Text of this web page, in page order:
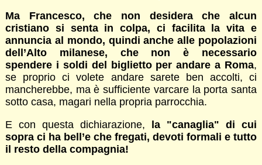
Ma Francesco, che non desidera che alcun
cristiano si senta in colpa, ci facilita la vita e
annuncia al mondo, quindi anche alle popolazioni
dell’Alto milanese, che non è necessario
spendere i soldi del biglietto per andare a Roma,
se proprio ci volete andare sarete ben accolti, ci
mancherebbe, ma è sufficiente varcare la porta santa
sotto casa, magari nella propria parrocchia.
E con questa dichiarazione, la "canaglia" di cui
sopra ci ha bell’e che fregati, devoti formali e tutto
il resto della compagnia!